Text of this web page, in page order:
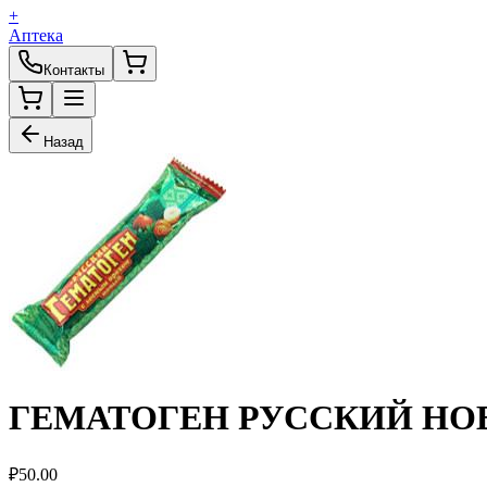
+
Аптека
Контакты
Назад
ГЕМАТОГЕН РУССКИЙ
₽50.00